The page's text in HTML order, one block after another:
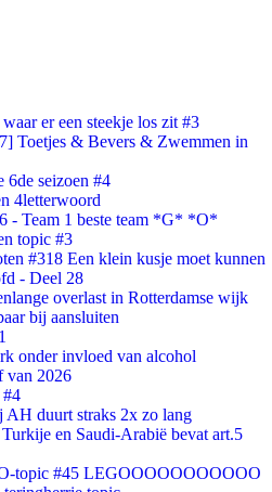
er een steekje los zit #3
Toetjes & Bevers & Zwemmen in
seizoen #4
4letterwoord
- Team 1 beste team *G* *O*
topic #3
#318 Een klein kusje moet kunnen
- Deel 28
overlast in Rotterdamse wijk
bij aansluiten
onder invloed van alcohol
van 2026
#4
AH duurt straks 2x zo lang
en Saudi-Arabië bevat art.5
topic #45 LEGOOOOOOOOOOO